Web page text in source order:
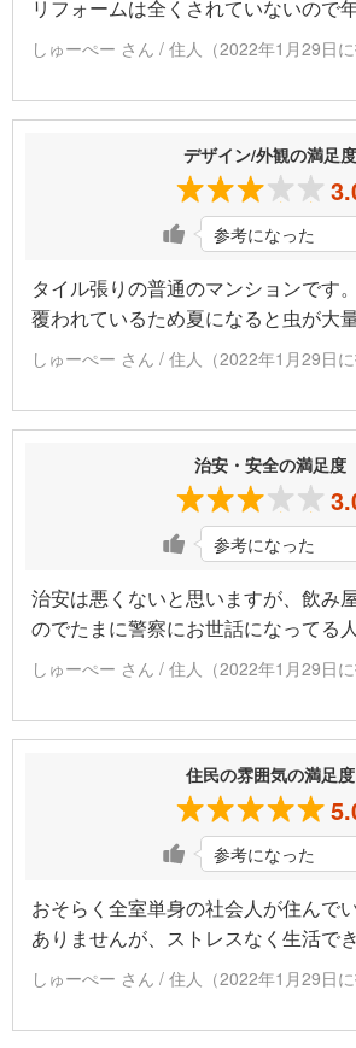
リフォームは全くされていないので
しゅーぺー さん / 住人（2022年1月29日に
デザイン/外観の満足度
参考になった
タイル張りの普通のマンションです
覆われているため夏になると虫が大
しゅーぺー さん / 住人（2022年1月29日に
治安・安全の満足度
参考になった
治安は悪くないと思いますが、飲み
のでたまに警察にお世話になってる
しゅーぺー さん / 住人（2022年1月29日に
住民の雰囲気の満足度
参考になった
おそらく全室単身の社会人が住んで
ありませんが、ストレスなく生活でき
しゅーぺー さん / 住人（2022年1月29日に